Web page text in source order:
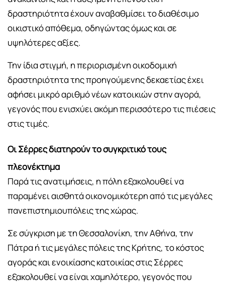
δραστηριότητα έχουν αναβαθμίσει το διαθέσιμο
οικιστικό απόθεμα, οδηγώντας όμως και σε
υψηλότερες αξίες.
Την ίδια στιγμή, η περιορισμένη οικοδομική
δραστηριότητα της προηγούμενης δεκαετίας έχει
αφήσει μικρό αριθμό νέων κατοικιών στην αγορά,
γεγονός που ενισχύει ακόμη περισσότερο τις πιέσεις
στις τιμές.
Οι Σέρρες διατηρούν το συγκριτικό τους
πλεονέκτημα
Παρά τις ανατιμήσεις, η πόλη εξακολουθεί να
παραμένει αισθητά οικονομικότερη από τις μεγάλες
πανεπιστημιουπόλεις της χώρας.
Σε σύγκριση με τη Θεσσαλονίκη, την Αθήνα, την
Πάτρα ή τις μεγάλες πόλεις της Κρήτης, το κόστος
αγοράς και ενοικίασης κατοικίας στις Σέρρες
εξακολουθεί να είναι χαμηλότερο, γεγονός που